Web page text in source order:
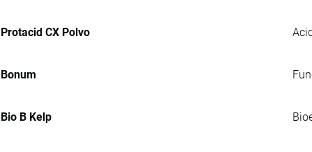
Protacid CX Polvo
Bonum
Bio B Kelp